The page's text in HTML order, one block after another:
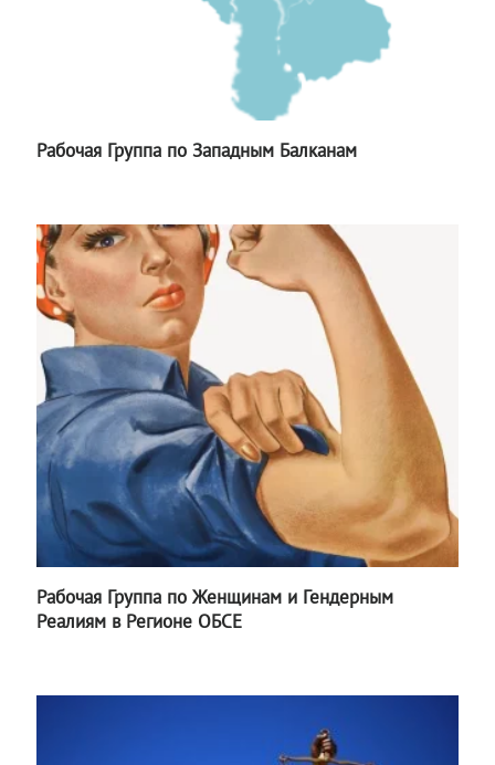
Рабочая Группа по Западным Балканам
Рабочая Группа по Женщинам и Гендерным
Реалиям в Регионе ОБСЕ